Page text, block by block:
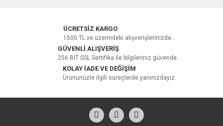
ÜCRETSİZ KARGO
1500 TL ve üzerindeki alışverişlerinizde...
GÜVENLİ ALIŞVERİŞ
256 BIT SSL Sertifika ile bilgileriniz güvende...
KOLAY İADE VE DEĞİŞİM
Ürününüzle ilgili süreçlerde yanınızdayız.